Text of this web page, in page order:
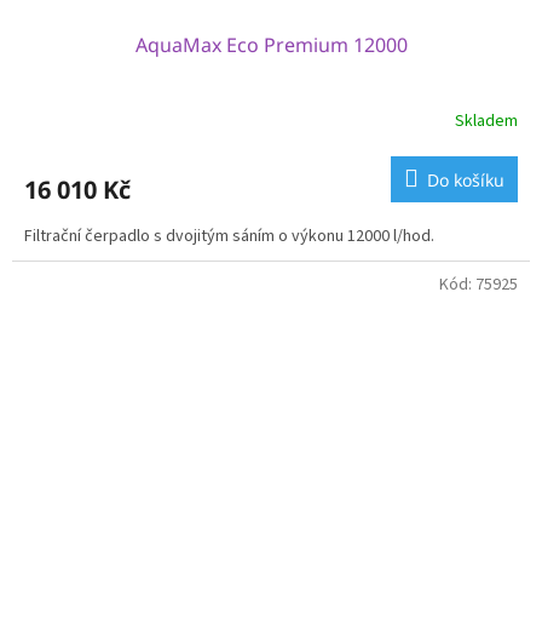
AquaMax Eco Premium 12000
Skladem
16 010 Kč Do košíku
Filtrační čerpadlo s dvojitým sáním o výkonu 12000 l/hod.
Kód: 75925